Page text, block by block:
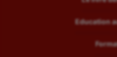
Education